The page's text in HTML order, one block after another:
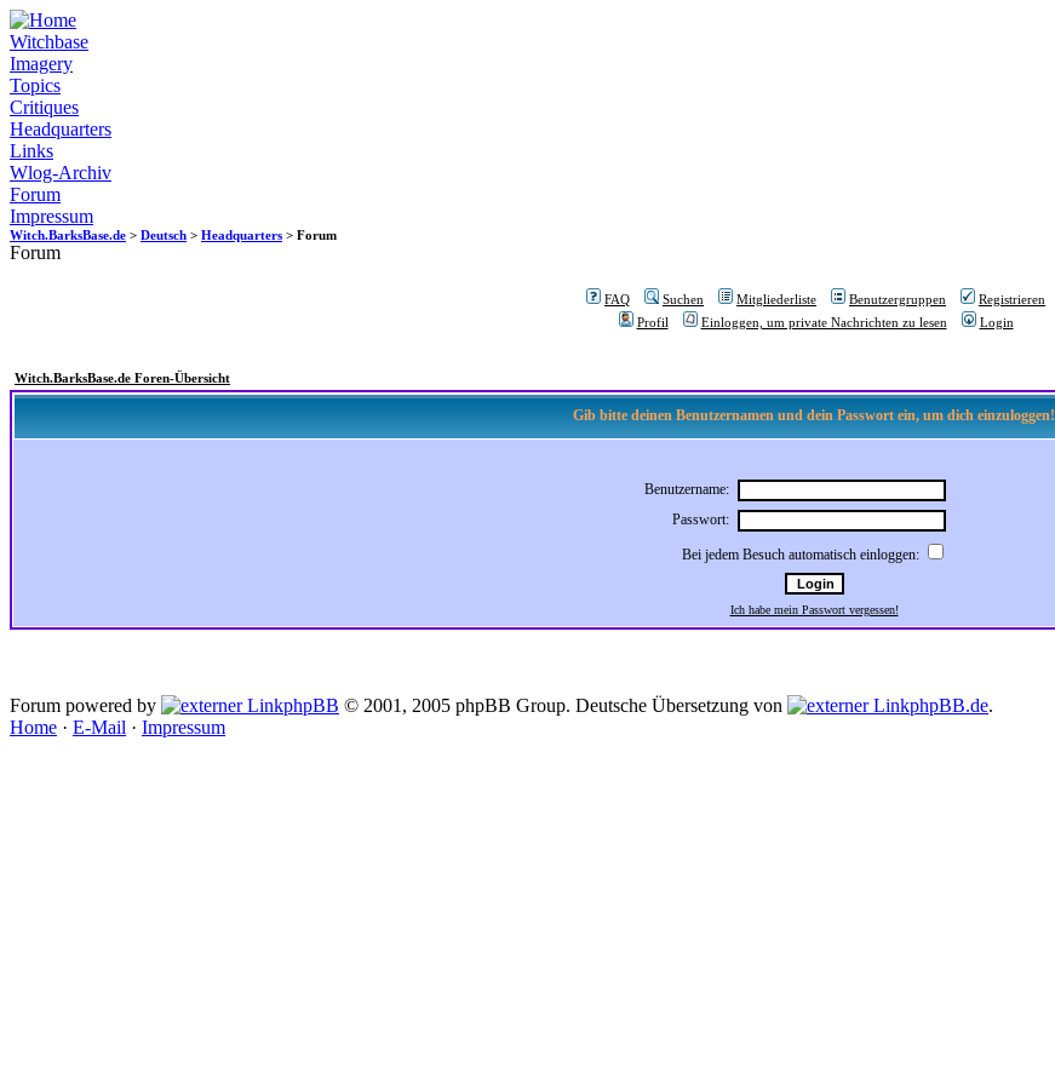
Witchbase
Imagery
Topics
Critiques
Headquarters
Links
Wlog-Archiv
Forum
Impressum
Witch.BarksBase.de > Deutsch > Headquarters > Forum
Forum
FAQ Suchen Mitgliederliste Benutzergruppen
Registrieren
Profil
Einloggen, um private Nachrichten zu lesen Login
Witch.BarksBase.de Foren-Übersicht
Gib bitte deinen Benutzernamen und dein Passwort ein, um dich einzuloggen!
Benutzername:
Passwort:
Bei jedem Besuch automatisch einloggen:
Ich habe mein Passwort vergessen!
Forum powered by phpBB © 2001, 2005 phpBB Group. Deutsche Übersetzung von phpBB.de.
Home · E-Mail · Impressum